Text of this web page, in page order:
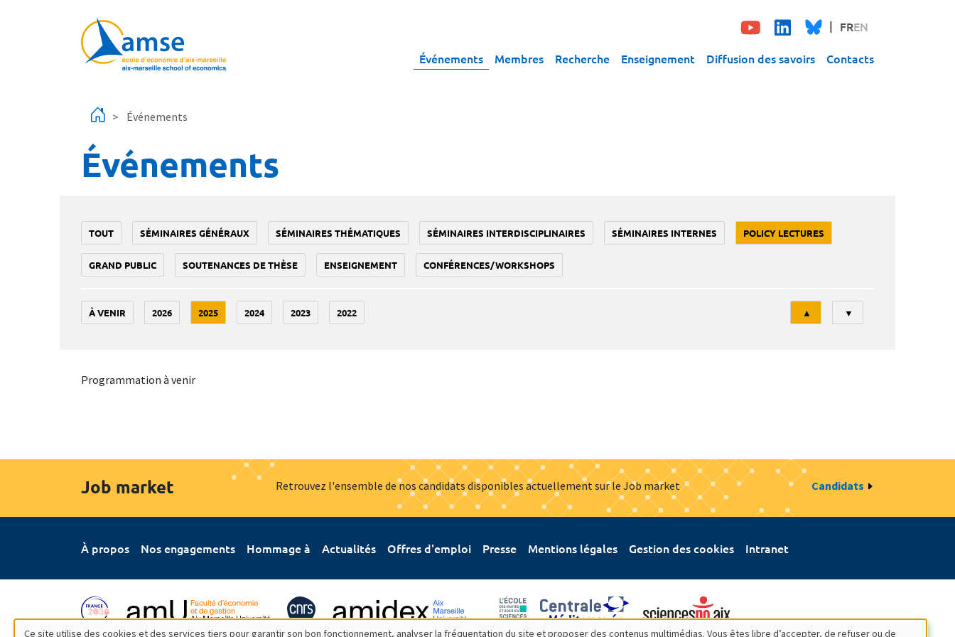
FREN
Événements Membres Recherche Enseignement Diffusion des savoirs Contacts
Événements
Événements
TOUT SÉMINAIRES GÉNÉRAUX SÉMINAIRES THÉMATIQUES SÉMINAIRES INTERDISCIPLINAIRES SÉMINAIRES INTERNES POLICY LECTURES
GRAND PUBLIC SOUTENANCES DE THÈSE ENSEIGNEMENT CONFÉRENCES/WORKSHOPS
À VENIR 2026 2025 2024 2023 2022
Tri
▲ ▼
Programmation à venir
Job market Retrouvez l'ensemble de nos candidats disponibles actuellement sur le Job market Candidats
À propos Nos engagements Hommage à Actualités Offres d'emploi Presse Mentions légales Gestion des cookies Intranet
Ce site utilise des cookies et des services tiers pour garantir son bon fonctionnement, analyser la fréquentation du site et proposer des contenus multimédias. Vous êtes libre d’accepter, de refuser ou de